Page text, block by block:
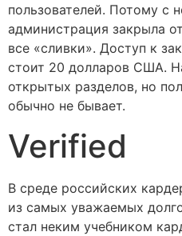
пользователей. Потому с
администрация закрыла
все «сливки». Доступ к
стоит 20 долларов США.
открытых разделов, но
обычно не бывает.
Verified
В среде российских
из самых уважаемых
стал неким учебником